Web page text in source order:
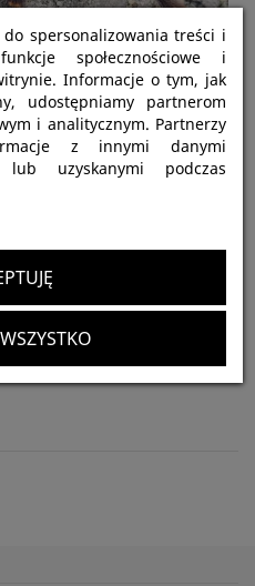
rozwinąć
(3,5cm) x10
spersonalizowania treści i
społecznościowe i
Informacje o tym, jak
udostępniamy partnerom
i analitycznym. Partnerzy
z innymi danymi
uzyskanymi podczas